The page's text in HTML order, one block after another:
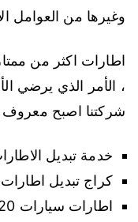
وغيرها من العوامل
اطارات اكثر من
، الأمر الذي يرضي
شركتنا اصبح
خدمة تبديل
كراج تبديل اطارات
اطارات سيارات 2020